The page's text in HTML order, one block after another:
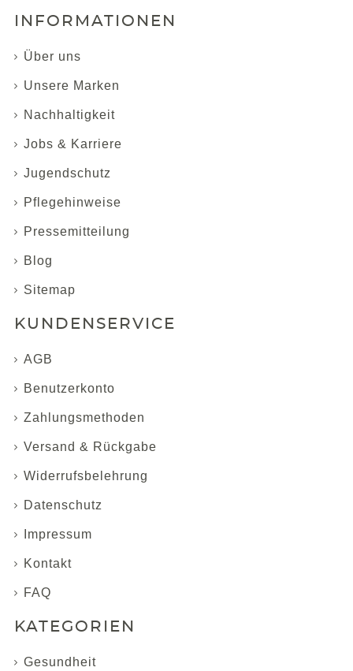
INFORMATIONEN
Über uns
Unsere Marken
Nachhaltigkeit
Jobs & Karriere
Jugendschutz
Pflegehinweise
Pressemitteilung
Blog
Sitemap
KUNDENSERVICE
AGB
Benutzerkonto
Zahlungsmethoden
Versand & Rückgabe
Widerrufsbelehrung
Datenschutz
Impressum
Kontakt
FAQ
KATEGORIEN
Gesundheit